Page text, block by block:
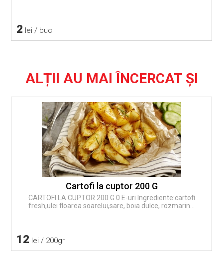
2 lei / buc
ALȚII AU MAI ÎNCERCAT ȘI
Cartofi la cuptor 200 G
CARTOFI LA CUPTOR 200 G 0 E-uri Ingrediente:cartofi
fresh,ulei floarea soarelui,sare, boia dulce, rozmarin...
12 lei / 200gr